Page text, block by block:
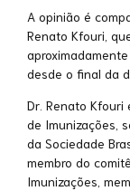
A opinião é
Renato Kfouri,
desde o final da
Dr. Renato Kfouri
de Imunizações,
da Sociedade
membro do
Imunizações,